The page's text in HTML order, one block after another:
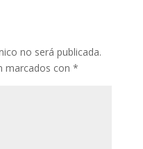
no será publicada.
marcados con *